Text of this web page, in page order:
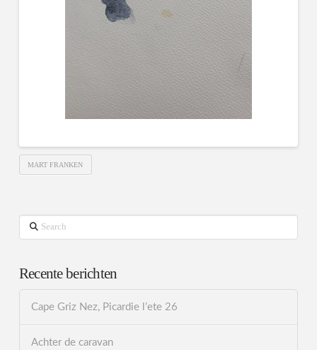
MART FRANKEN
Search
Recente berichten
Cape Griz Nez, Picardie l’ete 26
Achter de caravan